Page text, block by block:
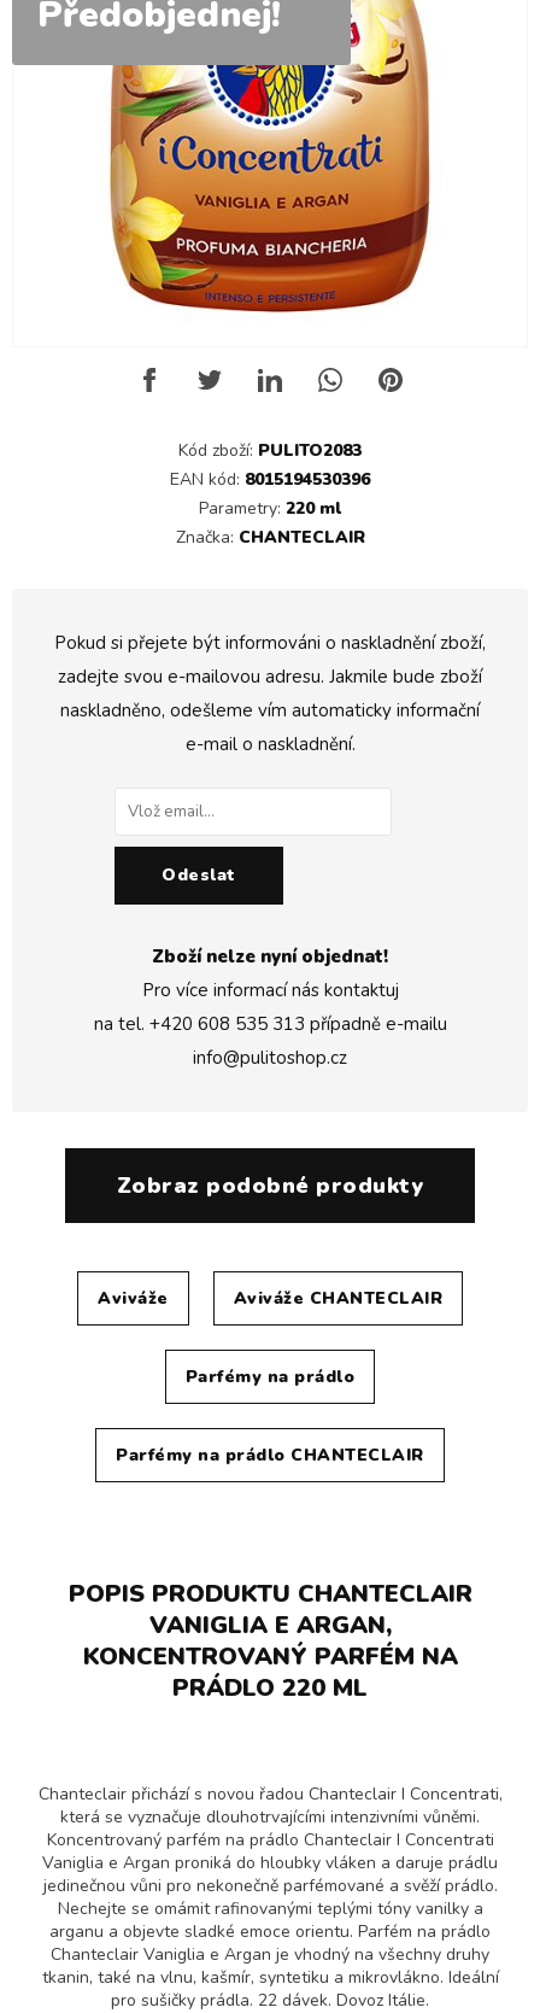
Předobjednej!
Kód zboží: PULITO2083
EAN kód: 8015194530396
Parametry: 220 ml
Značka: CHANTECLAIR
Pokud si přejete být informováni o naskladnění zboží,
zadejte svou e-mailovou adresu. Jakmile bude zboží
naskladněno, odešleme vím automaticky informační
e-mail o naskladnění.
Odeslat
Zboží nelze nyní objednat!
Pro více informací nás kontaktuj
na tel. +420 608 535 313 případně e-mailu
info@pulitoshop.cz
Zobraz podobné produkty
Aviváže Aviváže CHANTECLAIR
Parfémy na prádlo
Parfémy na prádlo CHANTECLAIR
POPIS PRODUKTU CHANTECLAIR
VANIGLIA E ARGAN,
KONCENTROVANÝ PARFÉM NA
PRÁDLO 220 ML
Chanteclair přichází s novou řadou Chanteclair I Concentrati,
která se vyznačuje dlouhotrvajícími intenzivními vůněmi.
Koncentrovaný parfém na prádlo Chanteclair I Concentrati
Vaniglia e Argan proniká do hloubky vláken a daruje prádlu
jedinečnou vůni pro nekonečně parfémované a svěží prádlo.
Nechejte se omámit rafinovanými teplými tóny vanilky a
arganu a objevte sladké emoce orientu. Parfém na prádlo
Chanteclair Vaniglia e Argan je vhodný na všechny druhy
tkanin, také na vlnu, kašmír, syntetiku a mikrovlákno. Ideální
pro sušičky prádla. 22 dávek. Dovoz Itálie.